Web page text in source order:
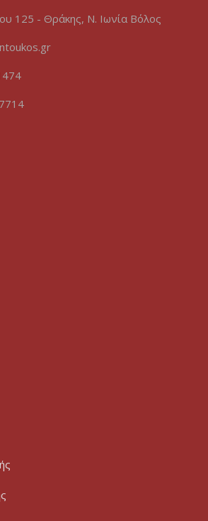
125 - Θράκης, Ν. Ιωνία Βόλος